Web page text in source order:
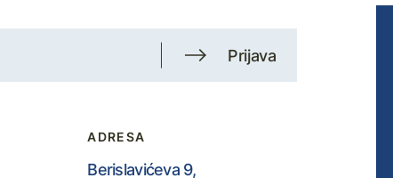
Prijava
ADRESA
Berislavićeva 9,